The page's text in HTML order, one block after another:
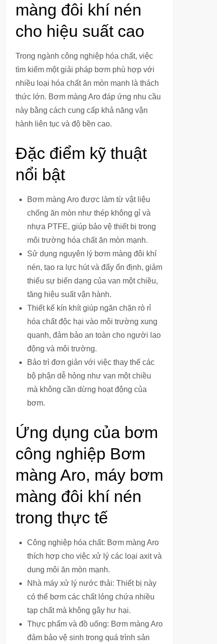
màng đôi khí nén
cho hiệu suất cao
Trong ngành công nghiệp hóa chất, việc
tìm kiếm một giải pháp bơm phù hợp với
nhiều loại hóa chất ăn mòn mạnh là thách
thức lớn. Bơm màng Aro đáp ứng nhu cầu
này bằng cách cung cấp khả năng vận
hành liên tục và độ bền cao.
Đặc điểm kỹ thuật
nổi bật
Bơm màng Aro được làm từ vật liệu
chống ăn mòn như thép không gỉ và
nhựa PTFE, giúp bảo vệ thiết bị trong
môi trường hóa chất ăn mòn mạnh.
Sử dụng nguyên lý bơm màng đôi khí
nén, tạo ra lực hút và đẩy ổn định, giảm
thiểu sự biến dạng của van một chiều,
tăng hiệu suất vận hành.
Thiết kế kín khít giúp ngăn chặn rò rỉ
hóa chất độc hại vào môi trường xung
quanh, đảm bảo an toàn cho người lao
động và môi trường.
Bảo trì đơn giản với việc thay thế các
bộ phận dễ hỏng như van một chiều
mà không cần dừng hoạt động của
bơm.
Ứng dụng của bơm
công nghiệp Bơm
màng Aro, máy bơm
màng đôi khí nén
trong thực tế
Công nghiệp hóa chất: Bơm màng Aro
thích hợp cho việc xử lý các loại axit và
dung môi ăn mòn mạnh.
Nhà máy xử lý nước thải: Thiết bị này
có thể bơm các chất lỏng chứa nhiều
tạp chất mà không gây hư hại.
Thực phẩm và đồ uống: Bơm màng Aro
đảm bảo vệ sinh trong quá trình sản